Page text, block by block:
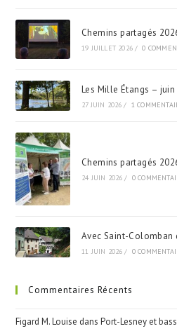
Chemins partagés
19 JUILLET 2026 / 0
Les Mille Étangs –
27 JUIN 2026 / 1
Chemins partagés
24 JUIN 2026 / 0
Avec Saint-Colomban
11 JUIN 2026 / 0
Commentaires Récents
Figard M. Louise dansPort-Lesney et